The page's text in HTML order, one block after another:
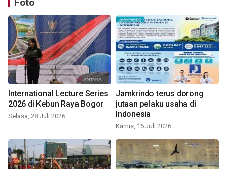
International Lecture Series
2026 di Kebun Raya Bogor
Selasa, 28 Juli 2026
Jamkrindo terus dorong
jutaan pelaku usaha di
Indonesia
Kamis, 16 Juli 2026